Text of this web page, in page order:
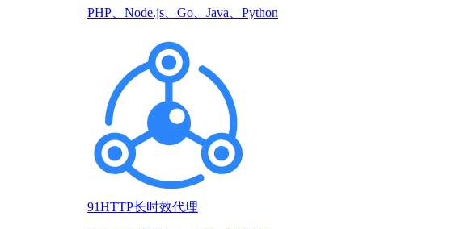
PHP、Node.js、Go、Java、Python
91HTTP长时效代理